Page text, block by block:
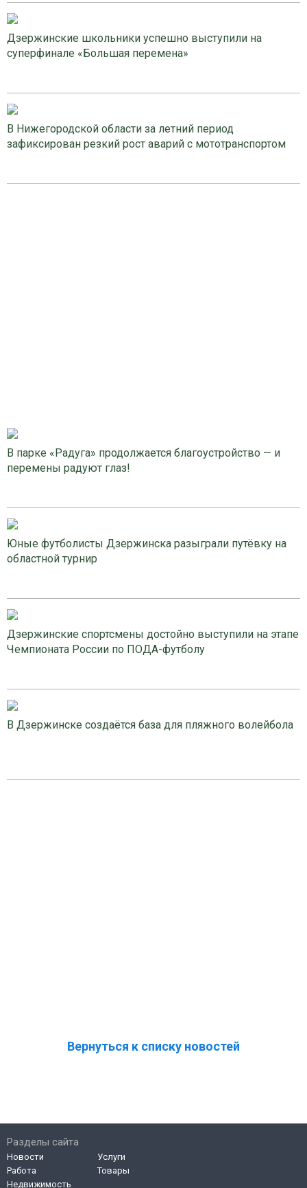
Дзержинские школьники успешно выступили на
суперфинале «Большая перемена»
В Нижегородской области за летний период
зафиксирован резкий рост аварий с мототранспортом
В парке «Радуга» продолжается благоустройство — и
перемены радуют глаз!
Юные футболисты Дзержинска разыграли путёвку на
областной турнир
Дзержинские спортсмены достойно выступили на этапе
Чемпионата России по ПОДА-футболу
В Дзержинске создаётся база для пляжного волейбола
Вернуться к списку новостей
Разделы сайта
Новости
Работа
Недвижимость
Услуги
Товары